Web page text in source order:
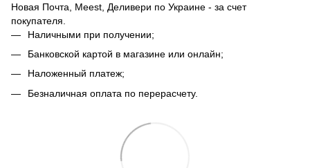
Новая Почта, Meest, Деливери по Украине - за счет
покупателя.
Наличными при получении;
Банковской картой в магазине или онлайн;
Наложенный платеж;
Безналичная оплата по перерасчету.